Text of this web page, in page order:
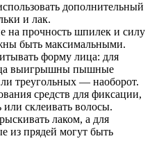
дополнительный
и лак.
на прочность шпилек и силу
быть максимальными.
форму лица: для
выигрышны пышные
треугольных — наоборот.
средств для фиксации,
или склеивать волосы.
лаком, а для
из прядей могут быть